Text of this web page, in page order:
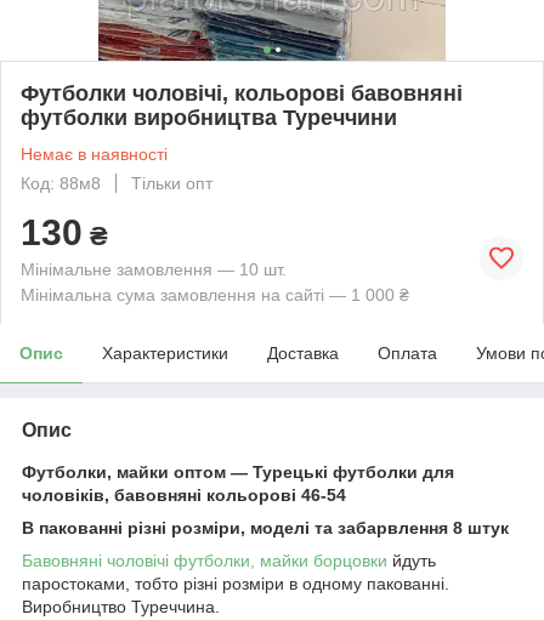
Футболки чоловічі, кольорові бавовняні
футболки виробництва Туреччини
Немає в наявності
Код: 88м8
Тільки опт
130 ₴
Мінімальне замовлення — 10 шт.
Мінімальна сума замовлення на сайті — 1 000 ₴
Опис Характеристики Доставка Оплата Умови
Опис
Футболки, майки оптом — Турецькі футболки для
чоловіків, бавовняні кольорові 46-54
В пакованні різні розміри, моделі та забарвлення 8 штук
Бавовняні чоловічі футболки, майки борцовки йдуть
паростоками, тобто різні розміри в одному пакованні.
Виробництво Туреччина.